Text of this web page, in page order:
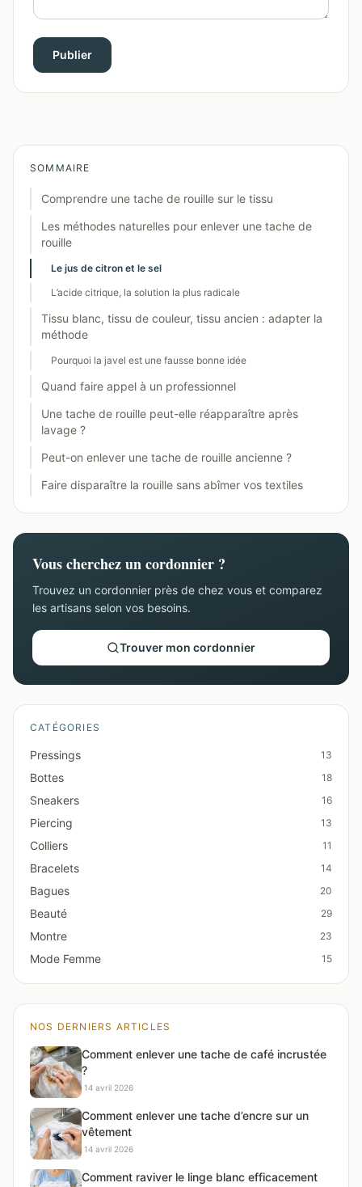
Publier
SOMMAIRE
Comprendre une tache de rouille sur le tissu
Les méthodes naturelles pour enlever une tache de
rouille
Le jus de citron et le sel
L’acide citrique, la solution la plus radicale
Tissu blanc, tissu de couleur, tissu ancien : adapter la
méthode
Pourquoi la javel est une fausse bonne idée
Quand faire appel à un professionnel
Une tache de rouille peut-elle réapparaître après
lavage ?
Peut-on enlever une tache de rouille ancienne ?
Faire disparaître la rouille sans abîmer vos textiles
Vous cherchez un cordonnier ?
Trouvez un cordonnier près de chez vous et comparez
les artisans selon vos besoins.
Trouver mon cordonnier
CATÉGORIES
Pressings 13
Bottes 18
Sneakers 16
Piercing 13
Colliers 11
Bracelets 14
Bagues 20
Beauté 29
Montre 23
Mode Femme 15
NOS DERNIERS ARTICLES
Comment enlever une tache de café incrustée
?
·14 avril 2026
Comment enlever une tache d’encre sur un
vêtement
·14 avril 2026
Comment raviver le linge blanc efficacement